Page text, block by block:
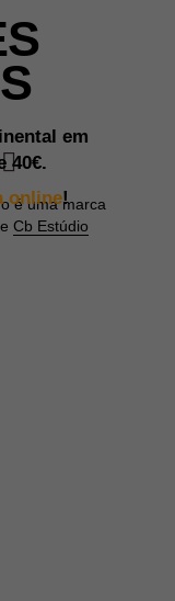
é uma marca
e Cb Estúdio
em
40€.
online!